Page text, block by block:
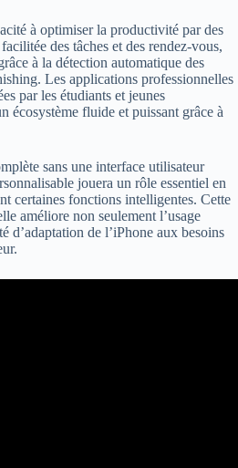
à optimiser la productivité par des
des tâches et des rendez-vous,
à la détection automatique des
Les applications professionnelles
par les étudiants et jeunes
écosystème fluide et puissant grâce à
sans une interface utilisateur
jouera un rôle essentiel en
certaines fonctions intelligentes. Cette
améliore non seulement l’usage
d’adaptation de l’iPhone aux besoins